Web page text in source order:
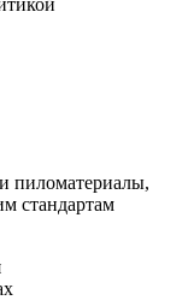
пиломатериалы,
стандартам